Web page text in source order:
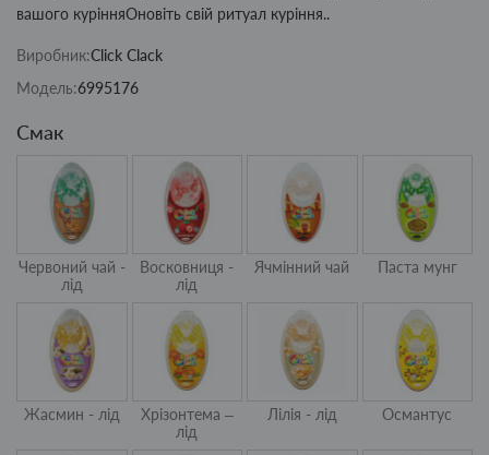
вашого курінняОновіть свій ритуал куріння..
Виробник:Click Clack
Модель:6995176
Смак
Червоний чай -
лід
Восковниця -
лід
Ячмінний чай Паста мунг
Жасмин - лід
Хрізонтема –
лід
Лілія - лід Османтус